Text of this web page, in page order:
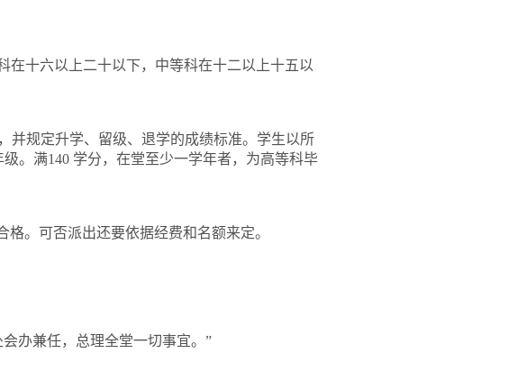
在十六以上二十以下，中等科在十二以上十五以
并规定升学、留级、退学的成绩标准。学生以所
级。满140 学分，在堂至少一学年者，为高等科毕
格。可否派出还要依据经费和名额来定。
办兼任，总理全堂一切事宜。”